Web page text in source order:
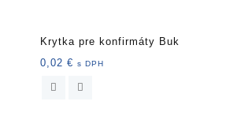
Krytka pre konfirmáty Buk
0,02 € s DPH